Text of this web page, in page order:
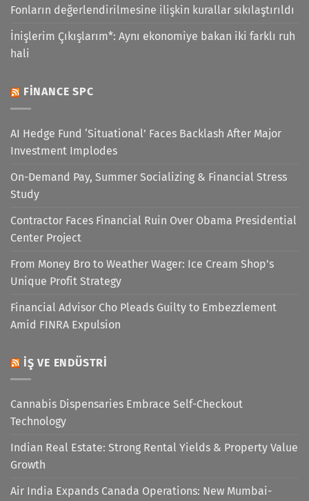
Fonların değerlendirilmesine ilişkin kurallar sıkılaştırıldı
İnişlerim Çıkışlarım*: Aynı ekonomiye bakan iki farklı ruh
hali
FINANCE SPC
AI Hedge Fund ‘Situational’ Faces Backlash After Major
Investment Implodes
On-Demand Pay, Summer Socializing & Financial Stress
Study
Contractor Faces Financial Ruin Over Obama Presidential
Center Project
From Money Bro to Weather Wager: Ice Cream Shop’s
Unique Profit Strategy
Financial Advisor Cho Pleads Guilty to Embezzlement
Amid FINRA Expulsion
İŞ VE ENDÜSTRI
Cannabis Dispensaries Embrace Self-Checkout
Technology
Indian Real Estate: Strong Rental Yields & Property Value
Growth
Air India Expands Canada Operations: New Mumbai-